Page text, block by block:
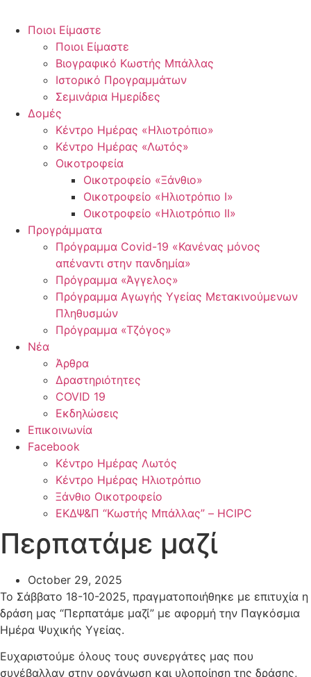
Ποιοι Είμαστε
Ποιοι Είμαστε
Βιογραφικό Κωστής Μπάλλας
Ιστορικό Προγραμμάτων
Σεμινάρια Ημερίδες
Δομές
Κέντρο Ημέρας «Ηλιοτρόπιο»
Κέντρο Ημέρας «Λωτός»
Οικοτροφεία
Οικοτροφείο «Ξάνθιο»
Οικοτροφείο «Ηλιοτρόπιο Ι»
Οικοτροφείο «Ηλιοτρόπιο ΙΙ»
Προγράμματα
Πρόγραμμα Covid-19 «Κανένας μόνος
απέναντι στην πανδημία»
Πρόγραμμα «Άγγελος»
Πρόγραμμα Αγωγής Υγείας Μετακινούμενων
Πληθυσμών
Πρόγραμμα «Τζόγος»
Νέα
Άρθρα
Δραστηριότητες
COVID 19
Εκδηλώσεις
Επικοινωνία
Facebook
Κέντρο Ημέρας Λωτός
Κέντρο Ημέρας Ηλιοτρόπιο
Ξάνθιο Οικοτροφείο
ΕΚΔΨ&Π “Κωστής Μπάλλας” – HCIPC
Περπατάμε μαζί
October 29, 2025
Το Σάββατο 18-10-2025, πραγματοποιήθηκε με επιτυχία η
δράση μας “Περπατάμε μαζί” με αφορμή την Παγκόσμια
Ημέρα Ψυχικής Υγείας.
Ευχαριστούμε όλους τους συνεργάτες μας που
συνέβαλλαν στην οργάνωση και υλοποίηση της δράσης,